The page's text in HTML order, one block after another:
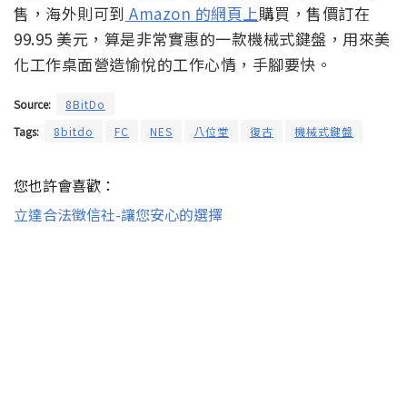
售，海外則可到 Amazon 的網頁上購買，售價訂在
99.95 美元，算是非常實惠的一款機械式鍵盤，用來美
化工作桌面營造愉悅的工作心情，手腳要快。
Source:
8BitDo
Tags:
8bitdo FC NES 八位堂 復古 機械式鍵盤
您也許會喜歡：
立達合法徵信社-讓您安心的選擇